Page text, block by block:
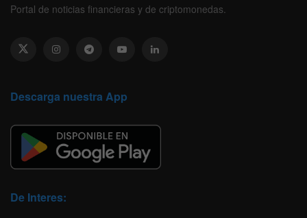
Portal de noticias financieras y de criptomonedas.
Descarga nuestra App
De Interes: